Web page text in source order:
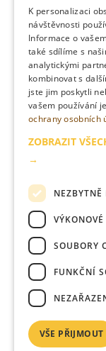
Moderní
Letní barová
svěžesti a
posun: důraz na
chuťovou
K personalizaci
návštěvnosti
Informace o
také sdílíme s
analytickými
kombinovat s
jste jim poskytli
vašem používání
ochrany osobních
ZOBRAZIT
→
NEZBYTNĚ
SOUBORY
FUNKČNÍ
VŠE PŘIJMOUT